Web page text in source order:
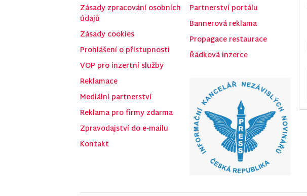
Zásady zpracování osobních
údajů
Zásady cookies
Prohlášení o přístupnosti
VOP pro inzertní služby
Reklamace
Mediální partnerství
Reklama pro firmy zdarma
Zpravodajství do e-mailu
Kontakt
Partnerství portálu
Bannerová reklama
Propagace restaurace
Řádková inzerce